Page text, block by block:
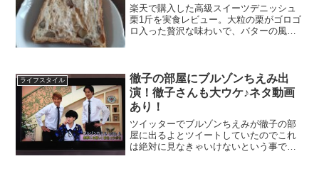
楽天で購入した高級スイーツデニッシュ
栗1斤を実食レビュー。大粒の栗がゴロゴ
ロ入った贅沢な味わいで、バターの風味
ライフスタイル
徹子の部屋にブルゾンちえみ出
演！徹子さんも大ウケ♪ネタ動画
あり！
ツイッターでブルゾンちえみが徹子の部
屋に出るよとツイートしていたのでこれ
は絶対に見なきゃいけないという事で１